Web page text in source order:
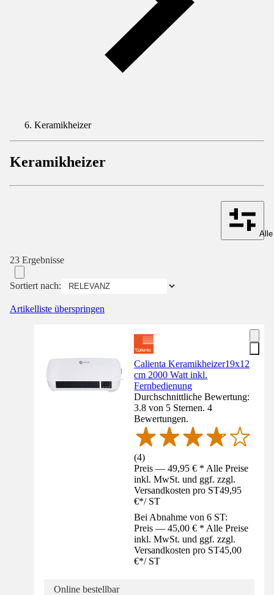
Keramikheizer
Keramikheizer
23 Ergebnisse
Sortiert nach:
Artikelliste überspringen
Calienta Keramikheizer19x12
cm 2000 Watt inkl.
Fernbedienung
Durchschnittliche Bewertung:
3.8 von 5 Sternen. 4
Bewertungen.
(4)
Preis — 49,95 € * Alle Preise
inkl. MwSt. und ggf. zzgl.
Versandkosten pro ST49,95
€*/ ST
Bei Abnahme von 6 ST:
Preis — 45,00 € * Alle Preise
inkl. MwSt. und ggf. zzgl.
Versandkosten pro ST45,00
€*/ ST
Online bestellbar